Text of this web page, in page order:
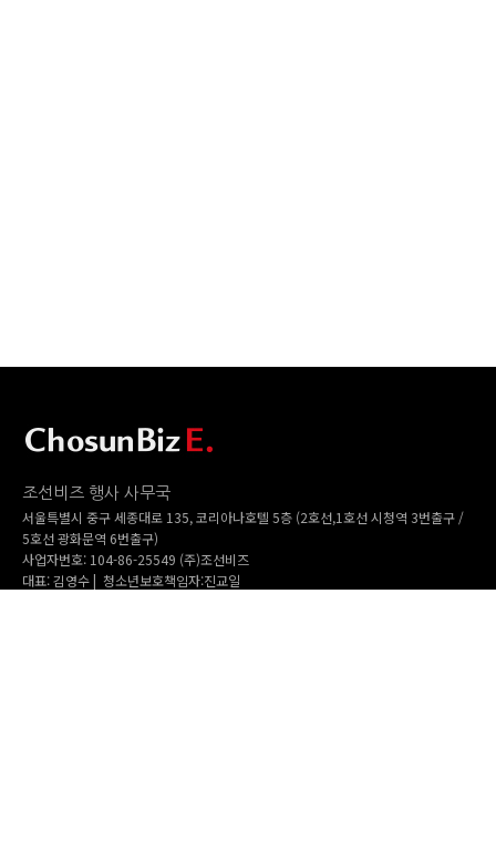
조선비즈 행사 사무국
서울특별시 중구 세종대로 135, 코리아나호텔 5층 (2호선,1호선 시청역 3번출구 /
5호선 광화문역 6번출구)
사업자번호: 104-86-25549 (주)조선비즈
대표: 김영수 | 청소년보호책임자:진교일